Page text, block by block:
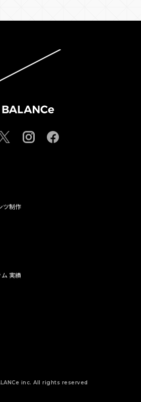
ツ制作
実績
inc. All rights reserved